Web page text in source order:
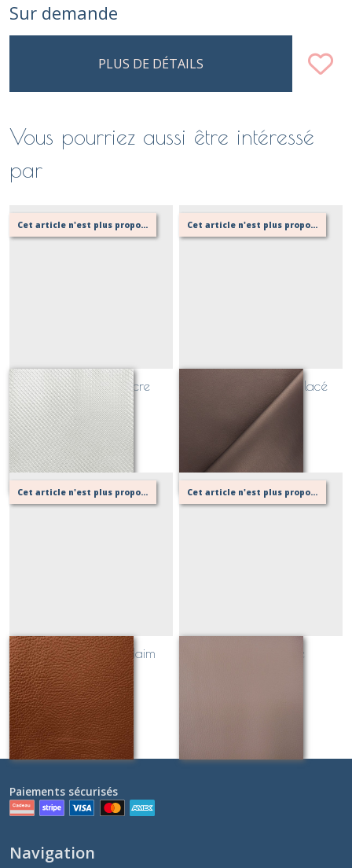
Sur demande
PLUS DE DÉTAILS
Vous pourriez aussi être intéressé
par
Cet article n'est plus proposé, retournez au menu principal ou contactez moi!
simili cuir saco nacre
Sur demande
Cet article n'est plus proposé, retournez au menu principal ou contactez moi!
simili cuir marron glacé
nacré
Sur demande
Cet article n'est plus proposé, retournez au menu principal ou contactez moi!
simili cuir marron daim
Sur demande
Cet article n'est plus proposé, retournez au menu principal ou contactez moi!
simili cuir taupe
Paiements sécurisés
Navigation